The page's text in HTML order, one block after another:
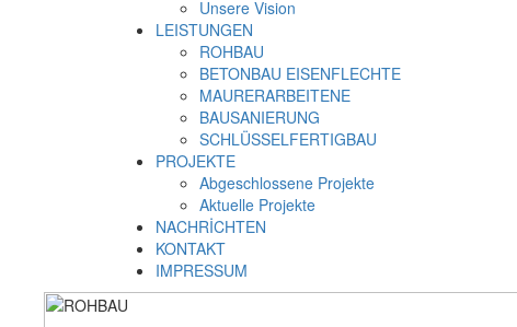
Unsere Vision
LEISTUNGEN
ROHBAU
BETONBAU EISENFLECHTE
MAURERARBEITENE
BAUSANIERUNG
SCHLÜSSELFERTIGBAU
PROJEKTE
Abgeschlossene Projekte
Aktuelle Projekte
NACHRİCHTEN
KONTAKT
IMPRESSUM